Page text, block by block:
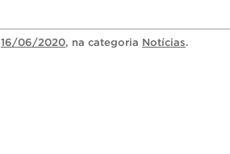
16/06/2020, na categoria Notícias.